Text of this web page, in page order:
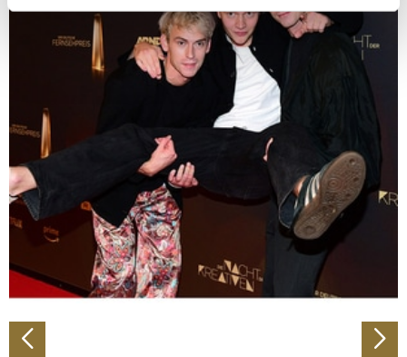
bestimmten Merkmalen (Fingerprinting) identifizieren
Erfahren Sie mehr darüber, wie Ihre persönlichen Daten
verarbeitet werden, und legen Sie Ihre Präferenzen im
Wir verwenden Cookies, um Inhalte und Anzeigen zu
personalisieren, Funktionen für soziale Medien anbieten
zu können und die Zugriffe auf unsere Website zu
analysieren. Außerdem geben wir Informationen zu Ihrer
Verwendung unserer Website an unsere Partner für
soziale Medien, Werbung und Analysen weiter. Unsere
Partner führen diese Informationen möglicherweise mit
weiteren Daten zusammen, die Sie ihnen bereitgestellt
gesammelt haben.